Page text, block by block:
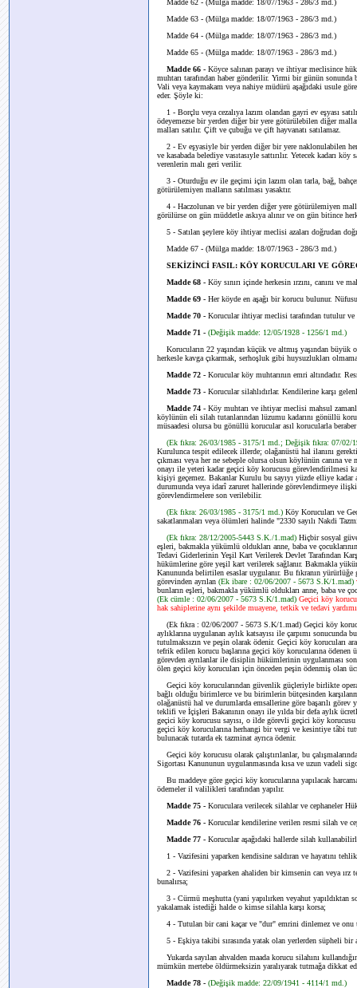
Madde 62 - (Mülga madde: 18/07/1963 - 286/3 md.)
Madde 63 - (Mülga madde: 18/07/1963 - 286/3 md.)
Madde 64 - (Mülga madde: 18/07/1963 - 286/3 md.)
Madde 65 - (Mülga madde: 18/07/1963 - 286/3 md.)
Madde 66 - Köyce salınan parayı ve ihtiyar meclisince
muhtarı tarafından haber gönderilir. Yirmi bir günün
Vali veya kaymakam veya nahiye müdürü aşağıdaki usule
eder. Şöyle ki:
1 - Borçlu veya cezalıya lazım olandan gayri ev eşyası
ödeyemezse bir yerden diğer bir yere götürülebilen diğer
malları satılır. Çift ve çubuğu ve çift hayvanatı satılamaz.
2 - Ev eşyasiyle bir yerden diğer bir yere naklonulabilen
ve kasabada belediye vasıtasıyle sattırılır. Yetecek kadarı
verenlerin malı geri verilir.
3 - Oturduğu ev ile geçimi için lazım olan tarla, bağ,
götürülemiyen malların satılması yasaktır.
4 - Haczolunan ve bir yerden diğer yere götürülemiyen
görülürse on gün müddetle askıya alınır ve on gün bitince
5 - Satılan şeylere köy ihtiyar meclisi azaları doğrudan
Madde 67 - (Mülga madde: 18/07/1963 - 286/3 md.)
SEKİZİNCİ FASIL: KÖY KORUCULARI VE
Madde 68 - Köy sınırı içinde herkesin ırzını, canını ve
Madde 69 - Her köyde en aşağı bir korucu bulunur.
Madde 70 - Korucular ihtiyar meclisi tarafından tutulur ve
Madde 71 - (Değişik madde: 12/05/1928 - 1256/1 md.)
Korucuların 22 yaşından küçük ve altmış yaşından büyük
herkesle kavga çıkarmak, serhoşluk gibi huysuzlukları
Madde 72 - Korucular köy muhtarının emri altındadır.
Madde 73 - Korucular silahlıdırlar. Kendilerine karşı
Madde 74 - Köy muhtarı ve ihtiyar meclisi mahsul
köylünün eli silah tutanlarından lüzumu kadarını gönüllü
müsaadesi olursa bu gönüllü korucular asıl korucularla
(Ek fıkra: 26/03/1985 - 3175/1 md.; Değişik fıkra: 07/02/
Kurulunca tespit edilecek illerde; olağanüstü hal ilanını
çıkması veya her ne sebeple olursa olsun köylünün canına
onayı ile yeteri kadar geçici köy korucusu görevlendirilmesi
kişiyi geçemez. Bakanlar Kurulu bu sayıyı yüzde elliye
durumunda veya idarî zaruret hallerinde görevlendirmeye
görevlendirmelere son verilebilir.
(Ek fıkra: 26/03/1985 - 3175/1 md.) Köy Korucuları ve
sakatlanmaları veya ölümleri halinde "2330 sayılı Nakdi
(Ek fıkra: 28/12/2005-5443 S.K./1.mad) Hiçbir sosyal
eşleri, bakmakla yükümlü oldukları anne, baba ve
Tedavi Giderlerinin Yeşil Kart Verilerek Devlet Tarafından
hükümlerine göre yeşil kart verilerek sağlanır. Bakmakla
Kanununda belirtilen esaslar uygulanır. Bu fıkranın
görevinden ayrılan (Ek ibare : 02/06/2007 - 5673 S.K/1.mad)
bunların eşleri, bakmakla yükümlü oldukları anne, baba ve
(Ek cümle : 02/06/2007 - 5673 S.K/1.mad) Geçici köy
hak sahiplerine aynı şekilde muayene, tetkik ve tedavi
(Ek fıkra : 02/06/2007 - 5673 S.K/1.mad) Geçici köy
aylıklarına uygulanan aylık katsayısı ile çarpımı
tutulmaksızın ve peşin olarak ödenir. Geçici köy korucuları
tefrik edilen korucu başlarına geçici köy korucularına
görevden ayrılanlar ile disiplin hükümlerinin uygulanması
ölen geçici köy korucuları için önceden peşin ödenmiş olan
Geçici köy korucularından güvenlik güçleriyle birlikte
bağlı olduğu birimlerce ve bu birimlerin bütçesinden
olağanüstü hal ve durumlarda emsallerine göre başarılı
teklifi ve İçişleri Bakanının onayı ile yılda bir defa aylık
geçici köy korucusu sayısı, o ilde görevli geçici köy
geçici köy korucularına herhangi bir vergi ve kesintiye tâbi
bulunacak tutarda ek tazminat ayrıca ödenir.
Geçici köy korucusu olarak çalıştırılanlar, bu
Sigortası Kanununun uygulanmasında kısa ve uzun vadeli
Bu maddeye göre geçici köy korucularına yapılacak
ödemeler il valilikleri tarafından yapılır.
Madde 75 - Koruculara verilecek silahlar ve cephaneler
Madde 76 - Korucular kendilerine verilen resmi silah ve
Madde 77 - Korucular aşağıdaki hallerde silah
1 - Vazifesini yaparken kendisine saldıran ve hayatını
2 - Vazifesini yaparken ahaliden bir kimsenin can veya ırz
bunalırsa;
3 - Cürmü meşhutta (yani yapılırken veyahut yapıldıktan
yakalamak istediği halde o kimse silahla karşı korsa;
4 - Tutulan bir cani kaçar ve "dur" emrini dinlemez ve onu
5 - Eşkiya takibi sırasında yatak olan yerlerden süpheli bir
Yukarda sayılan ahvalden maada korucu silahını
mümkün mertebe öldürmeksizin yaralıyarak tutmağa dikkat
Madde 78 - (Değişik madde: 22/09/1941 - 4114/1 md.)